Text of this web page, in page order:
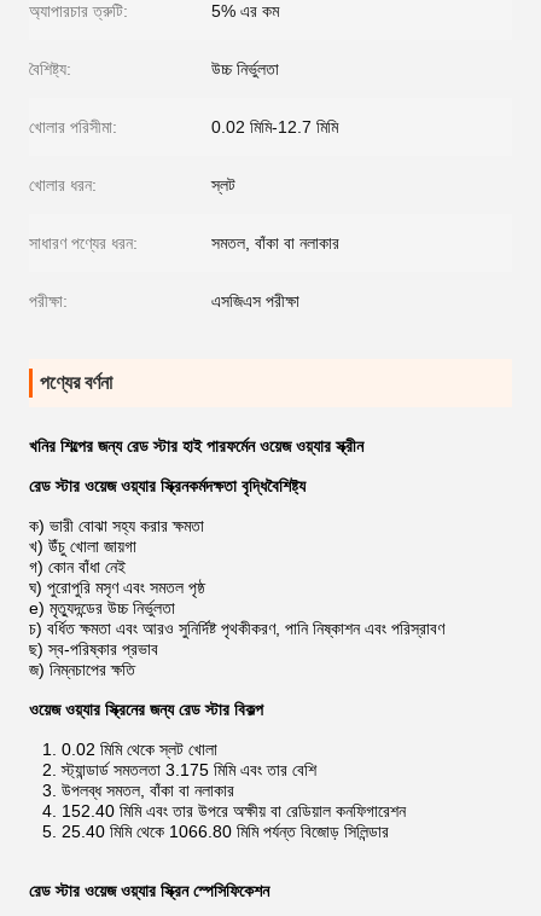
অ্যাপারচার ত্রুটি: 5% এর কম
বৈশিষ্ট্য: উচ্চ নির্ভুলতা
খোলার পরিসীমা: 0.02 মিমি-12.7 মিমি
খোলার ধরন: স্লট
সাধারণ পণ্যের ধরন: সমতল, বাঁকা বা নলাকার
পরীক্ষা: এসজিএস পরীক্ষা
পণ্যের বর্ণনা
খনির শিল্পের জন্য রেড স্টার হাই পারফর্মেন ​​ওয়েজ ওয়্যার স্ক্রীন
রেড স্টার ওয়েজ ওয়্যার স্ক্রিনকর্মদক্ষতা বৃদ্ধিবৈশিষ্ট্য
ক) ভারী বোঝা সহ্য করার ক্ষমতা
খ) উঁচু খোলা জায়গা
গ) কোন বাঁধা নেই
ঘ) পুরোপুরি মসৃণ এবং সমতল পৃষ্ঠ
e) মৃত্যুদন্ডের উচ্চ নির্ভুলতা
চ) বর্ধিত ক্ষমতা এবং আরও সুনির্দিষ্ট পৃথকীকরণ, পানি নিষ্কাশন এবং পরিস্রাবণ
ছ) স্ব-পরিষ্কার প্রভাব
জ) নিম্নচাপের ক্ষতি
ওয়েজ ওয়্যার স্ক্রিনের জন্য রেড স্টার বিকল্প
1. 0.02 মিমি থেকে স্লট খোলা
2. স্ট্যান্ডার্ড সমতলতা 3.175 মিমি এবং তার বেশি
3. উপলব্ধ সমতল, বাঁকা বা নলাকার
4. 152.40 মিমি এবং তার উপরে অক্ষীয় বা রেডিয়াল কনফিগারেশন
5. 25.40 মিমি থেকে 1066.80 মিমি পর্যন্ত বিজোড় সিলিন্ডার
রেড স্টার ওয়েজ ওয়্যার স্ক্রিন স্পেসিফিকেশন